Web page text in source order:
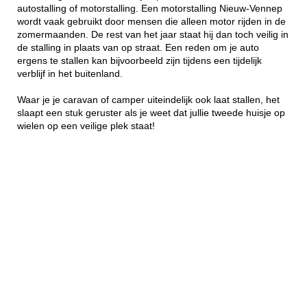
autostalling of motorstalling. Een motorstalling Nieuw-Vennep
wordt vaak gebruikt door mensen die alleen motor rijden in de
zomermaanden. De rest van het jaar staat hij dan toch veilig in
de stalling in plaats van op straat. Een reden om je auto
ergens te stallen kan bijvoorbeeld zijn tijdens een tijdelijk
verblijf in het buitenland.
Waar je je caravan of camper uiteindelijk ook laat stallen, het
slaapt een stuk geruster als je weet dat jullie tweede huisje op
wielen op een veilige plek staat!